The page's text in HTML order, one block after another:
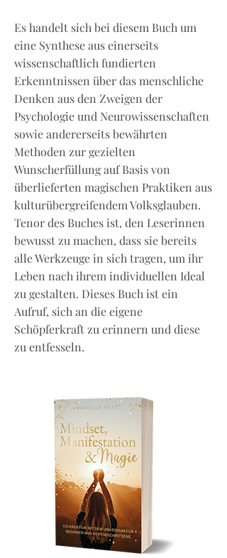
Es handelt sich bei diesem Buch um
eine Synthese aus einerseits
wissenschaftlich fundierten
Erkenntnissen über das menschliche
Denken aus den Zweigen der
Psychologie und Neurowissenschaften
sowie andererseits bewährten
Methoden zur gezielten
Wunscherfüllung auf Basis von
überlieferten magischen Praktiken aus
kulturübergreifendem Volksglauben.
Tenor des Buches ist, den Leserinnen
bewusst zu machen, dass sie bereits
alle Werkzeuge in sich tragen, um ihr
Leben nach ihrem individuellen Ideal
zu gestalten. Dieses Buch ist ein
Aufruf, sich an die eigene
Schöpferkraft zu erinnern und diese
zu entfesseln.